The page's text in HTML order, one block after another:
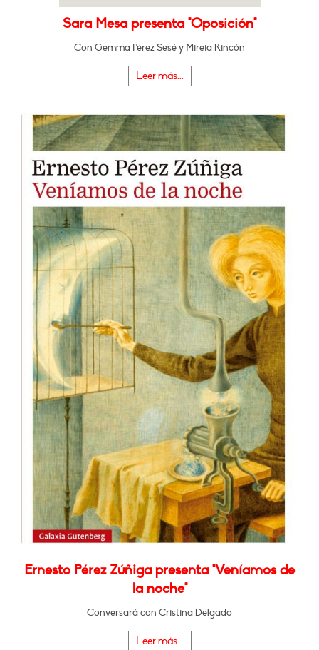
Sara Mesa presenta "Oposición"
Con Gemma Pérez Sesé y Mireia Rincón
Leer más...
Ernesto Pérez Zúñiga presenta "Veníamos de
la noche"
Conversará con Cristina Delgado
Leer más...